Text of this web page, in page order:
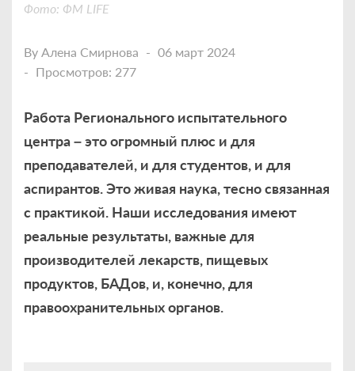
Фото: ФМ LIFE
By Алена Смирнова
06 март 2024
Просмотров: 277
Работа Регионального испытательного
центра – это огромный плюс и для
преподавателей, и для студентов, и для
аспирантов. Это живая наука, тесно связанная
с практикой. Наши исследования имеют
реальные результаты, важные для
производителей лекарств, пищевых
продуктов, БАДов, и, конечно, для
правоохранительных органов.